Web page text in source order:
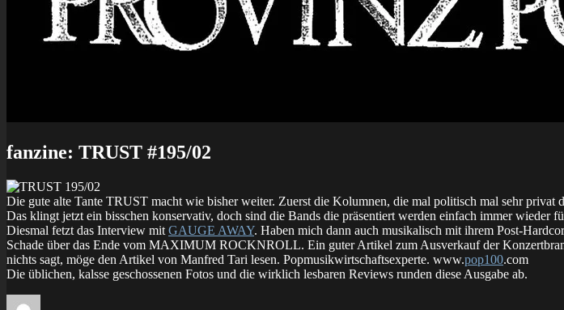
fanzine: TRUST #195/02
Die gute alte Tante TRUST macht wie bisher weiter. Zuerst die Kolumnen, die mal politisch mal sehr privat
Das klingt jetzt ein bisschen konservativ, doch sind die Bands die präsentiert werden einfach immer wieder
Diesmal fetzt das Interview mit GAUGE AWAY. Haben mich dann auch musikalisch mit ihrem Post-
Schade über das Ende vom MAXIMUM ROCKNROLL. Ein guter Artikel zum Ausverkauf der
nichts sagt, möge den Artikel von Manfred Tari lesen. Popmusikwirtschaftsexperte. www.pop100.com
Die üblichen, kalsse geschossenen Fotos und die wirklich lesbaren Reviews runden diese Ausgabe ab.